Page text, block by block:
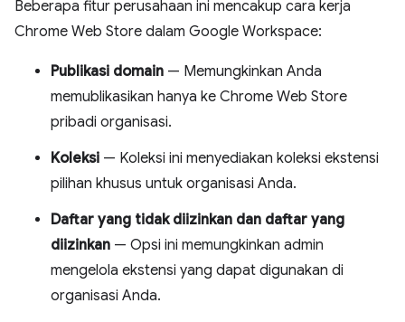
Beberapa fitur perusahaan ini mencakup cara kerja
Chrome Web Store dalam Google Workspace:
Publikasi domain — Memungkinkan Anda
memublikasikan hanya ke Chrome Web Store
pribadi organisasi.
Koleksi — Koleksi ini menyediakan koleksi ekstensi
pilihan khusus untuk organisasi Anda.
Daftar yang tidak diizinkan dan daftar yang
diizinkan — Opsi ini memungkinkan admin
mengelola ekstensi yang dapat digunakan di
organisasi Anda.